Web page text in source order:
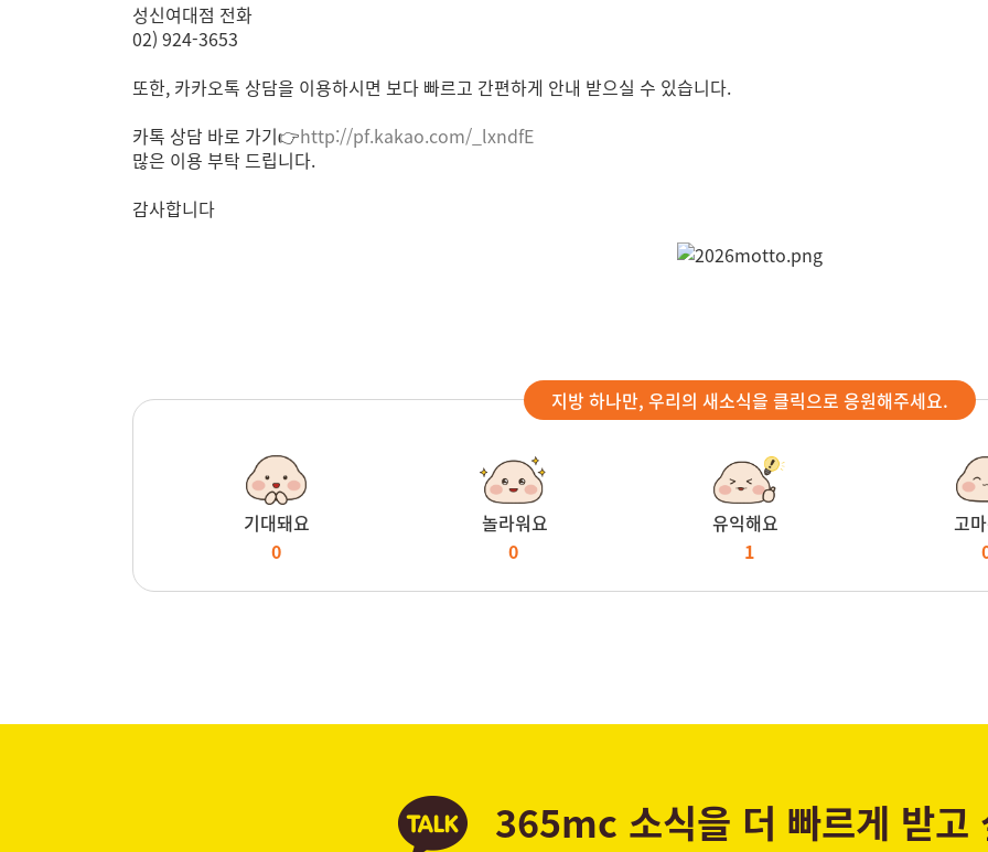
성신여대점 전화
02) 924-3653
또한, 카카오톡 상담을 이용하시면 보다 빠르고 간편하게 안내 받으실 수 있습니다.
카톡 상담 바로 가기👉http://pf.kakao.com/_lxndfE
많은 이용 부탁 드립니다.
감사합니다
지방 하나만, 우리의 새소식을 클릭으로 응원해주세요.
기대돼요
0
놀라워요
0
유익해요
1
고
365mc 소식을 더 빠르게 받고